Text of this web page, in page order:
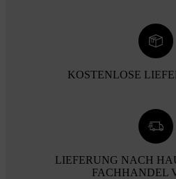
KOSTENLOSE
LIEFERUNG NACH
FACHHANDEL